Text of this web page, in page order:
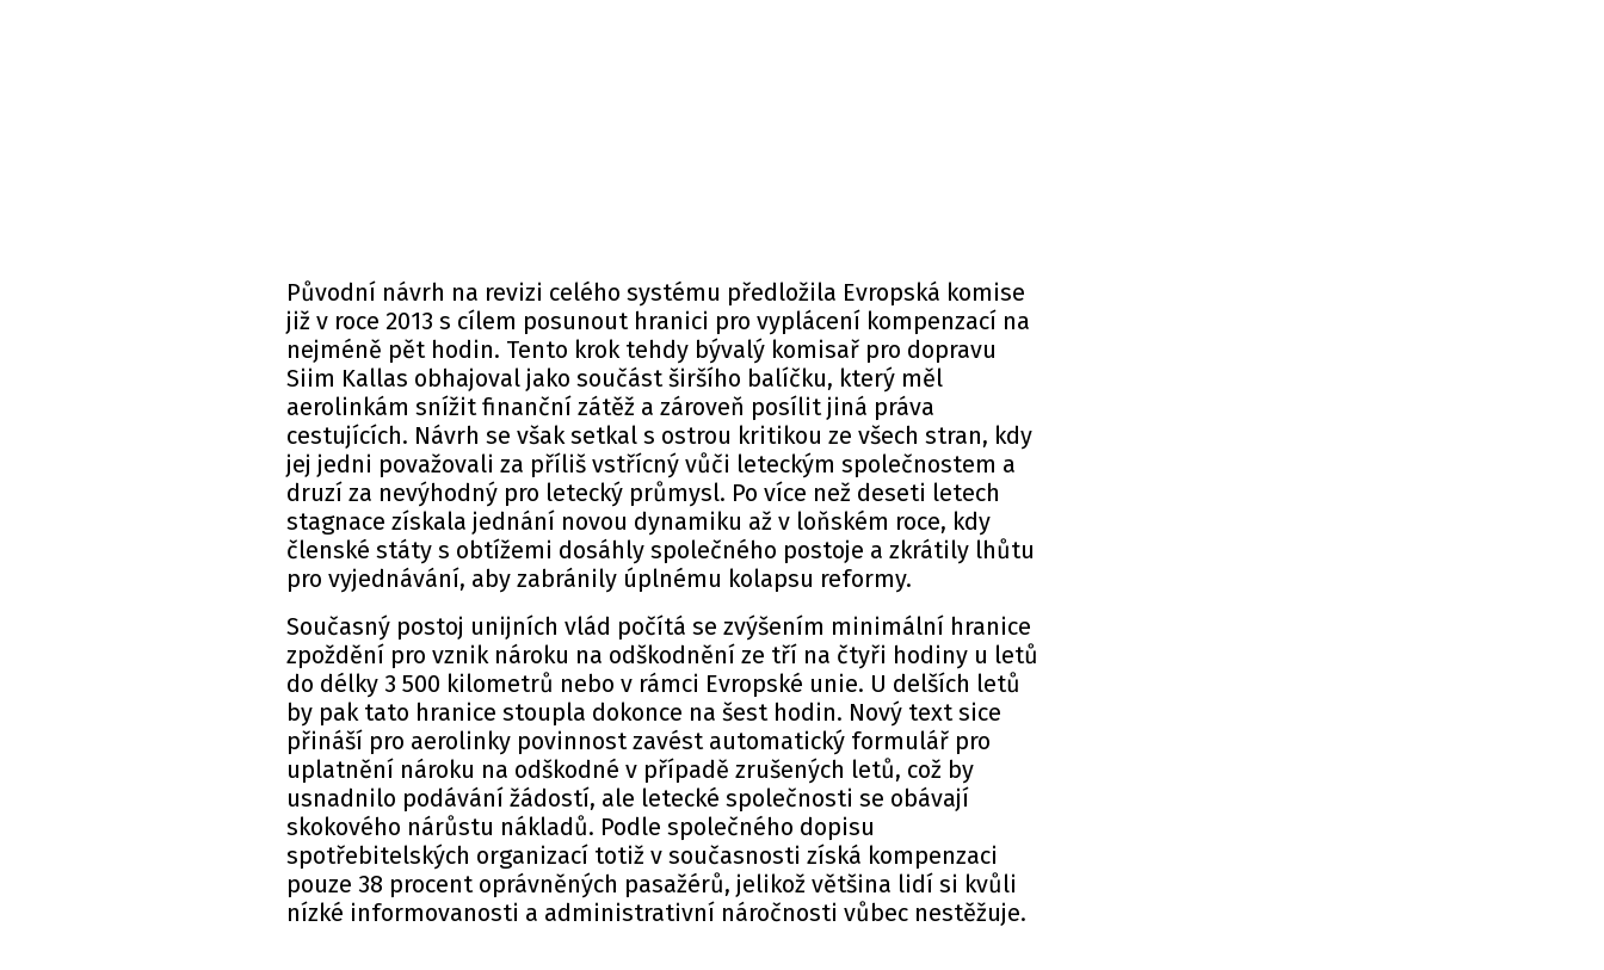
Původní návrh na revizi celého systému předložila Evropská komise
již v roce 2013 s cílem posunout hranici pro vyplácení kompenzací na
nejméně pět hodin. Tento krok tehdy bývalý komisař pro dopravu
Siim Kallas obhajoval jako součást širšího balíčku, který měl
aerolinkám snížit finanční zátěž a zároveň posílit jiná práva
cestujících. Návrh se však setkal s ostrou kritikou ze všech stran, kdy
jej jedni považovali za příliš vstřícný vůči leteckým společnostem a
druzí za nevýhodný pro letecký průmysl. Po více než deseti letech
stagnace získala jednání novou dynamiku až v loňském roce, kdy
členské státy s obtížemi dosáhly společného postoje a zkrátily lhůtu
pro vyjednávání, aby zabránily úplnému kolapsu reformy.
Současný postoj unijních vlád počítá se zvýšením minimální hranice
zpoždění pro vznik nároku na odškodnění ze tří na čtyři hodiny u letů
do délky 3 500 kilometrů nebo v rámci Evropské unie. U delších letů
by pak tato hranice stoupla dokonce na šest hodin. Nový text sice
přináší pro aerolinky povinnost zavést automatický formulář pro
uplatnění nároku na odškodné v případě zrušených letů, což by
usnadnilo podávání žádostí, ale letecké společnosti se obávají
skokového nárůstu nákladů. Podle společného dopisu
spotřebitelských organizací totiž v současnosti získá kompenzaci
pouze 38 procent oprávněných pasažérů, jelikož většina lidí si kvůli
nízké informovanosti a administrativní náročnosti vůbec nestěžuje.